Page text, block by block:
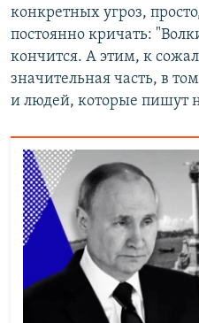
конкретных угроз,
постоянно кричать:
кончится. А этим, к
значительная часть, в
и людей, которые пишут